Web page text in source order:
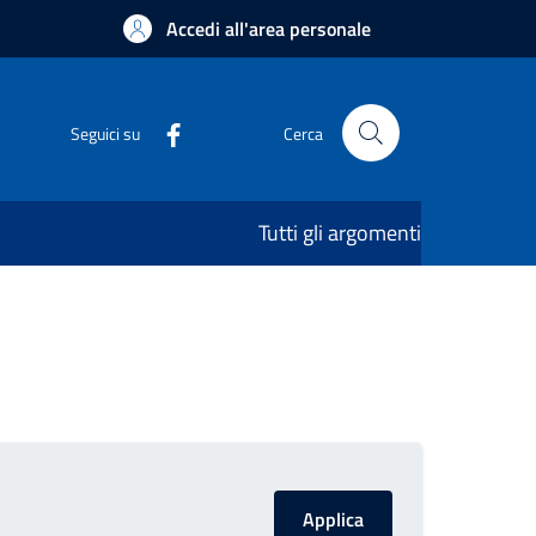
Accedi all'area personale
Seguici su Cerca
Tutti gli argomenti